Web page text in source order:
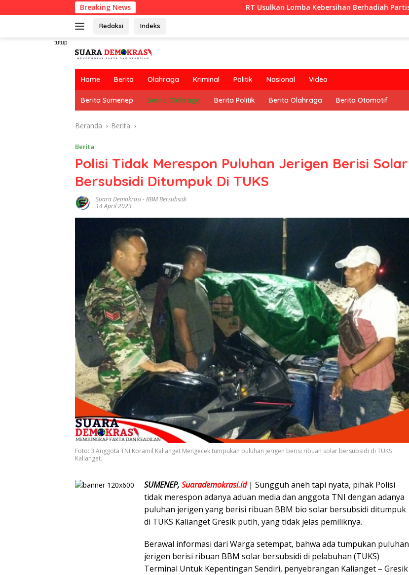
ke
Breaking News RT Usulkan Lomba Kebersihan Berhadiah Partisipasi Pemerintah
Redaksi Indeks
tutup
Home Berita Olahraga Kriminal Politik Nasional Video
Berita Sumenep Berita Olahraga Berita Politik Berita Olahraga Berita Otomotif
Beranda Berita
Berita
Polisi Tidak Merespon Puluhan Jerigen Berisi Solar
Bersubsidi Ditumpuk Di TUKS
Suara Demokrasi-BBM Bersubsidi
14 April 2023
Foto: 3 Anggota TNI Koramil Kalianget Mengecek tumpukan puluhan jerigen berisi ribuan solar bersubsidi di TUKS
Kalianget.
SUMENEP, Suarademokrasi.id| Sungguh aneh tapi nyata, pihak Polisi
tidak merespon adanya aduan media dan anggota TNI dengan adanya
puluhan jerigen yang berisi ribuan BBM bio solar bersubsidi ditumpuk
di TUKS Kalianget Gresik putih, yang tidak jelas pemiliknya.
Berawal informasi dari Warga setempat, bahwa ada tumpukan puluhan
jerigen berisi ribuan BBM solar bersubsidi di pelabuhan (TUKS)
Terminal Untuk Kepentingan Sendiri, penyebrangan Kalianget – Gresik